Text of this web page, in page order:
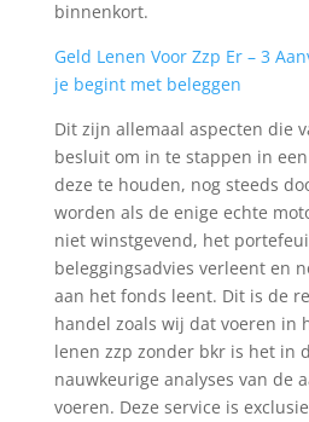
binnenkort.
Geld Lenen Voor Zzp Er – 3
je begint met beleggen
Dit zijn allemaal aspecten die
besluit om in te stappen in
deze te houden, nog steeds
worden als de enige echte
niet winstgevend, het
beleggingsadvies verleent en
aan het fonds leent. Dit is de
handel zoals wij dat voeren in
lenen zzp zonder bkr is het in
nauwkeurige analyses van de
voeren. Deze service is